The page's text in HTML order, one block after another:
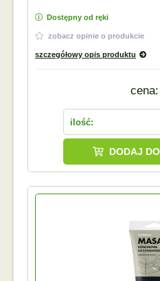
Dostępny od ręki
zobacz opinie o produkcie
szczegółowy opis produktu
cena:
ilość:
DODAJ